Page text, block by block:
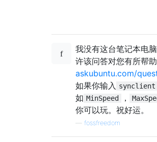
我没有这台笔记本电
许该问答对您有所帮助
askubuntu.com/
如果你输入 synclient
如 MinSpeed ，
你可以玩。祝好运。
fossfreedom